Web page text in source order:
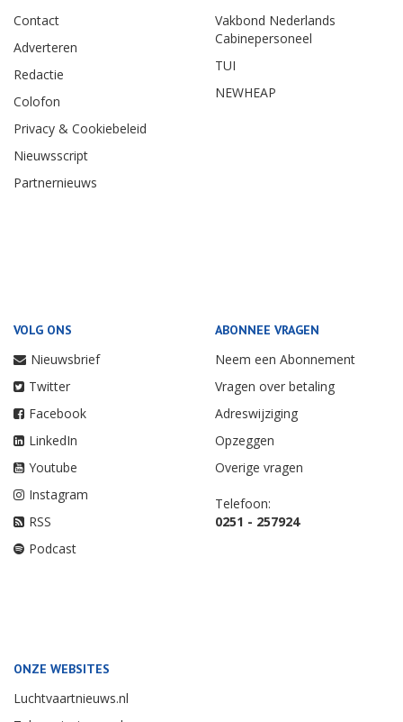
Contact
Adverteren
Redactie
Colofon
Privacy & Cookiebeleid
Nieuwsscript
Partnernieuws
Vakbond Nederlands
Cabinepersoneel
TUI
NEWHEAP
VOLG ONS
Nieuwsbrief
Twitter
Facebook
LinkedIn
Youtube
Instagram
RSS
Podcast
ABONNEE VRAGEN
Neem een Abonnement
Vragen over betaling
Adreswijziging
Opzeggen
Overige vragen
Telefoon:
0251 - 257924
ONZE WEBSITES
Luchtvaartnieuws.nl